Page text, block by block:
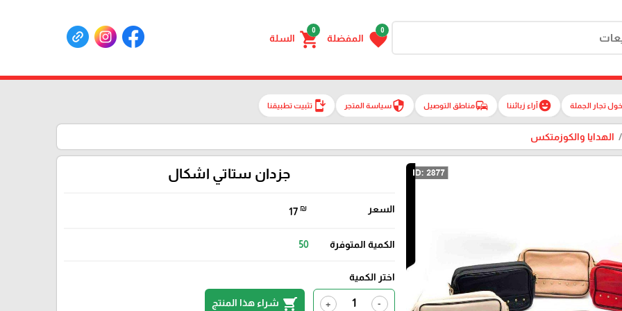
0
favorite المفضلة
0
shopping_cart السلة
تجار الجملة emoji_emotionsآراء زبائننا commuteمناطق التوصيل securityسياسة المتجر install_mobileتثبيت تطبيقنا
الهدايا والكوزمتكس
جزدان ستاتي اشكال
السعر 17 ₪
الكمية المتوفرة 50
اختر الكمية
-
+
shopping_cart شراء هذا المنتج